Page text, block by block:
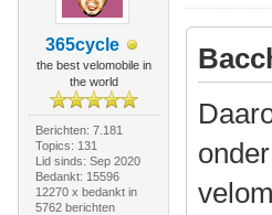
365cycle
the best velomobile in
the world
Berichten: 7.181
Topics: 131
Lid sinds: Sep 2020
Bedankt: 15596
12270 x bedankt in
5762 berichten